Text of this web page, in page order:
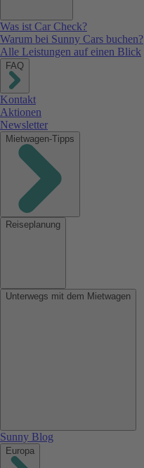
Was ist Car Check?
Warum bei Sunny Cars buchen?
Alle Leistungen auf einen Blick
FAQ
Kontakt
Aktionen
Newsletter
Mietwagen-Tipps
Reiseplanung
Unterwegs mit dem Mietwagen
Sunny Blog
Europa